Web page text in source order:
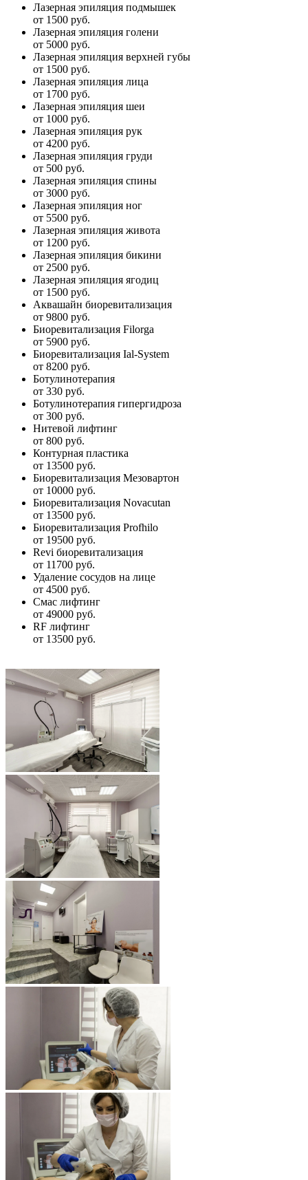
Лазерная эпиляция подмышек
от 1500 руб.
Лазерная эпиляция голени
от 5000 руб.
Лазерная эпиляция верхней губы
от 1500 руб.
Лазерная эпиляция лица
от 1700 руб.
Лазерная эпиляция шеи
от 1000 руб.
Лазерная эпиляция рук
от 4200 руб.
Лазерная эпиляция груди
от 500 руб.
Лазерная эпиляция спины
от 3000 руб.
Лазерная эпиляция ног
от 5500 руб.
Лазерная эпиляция живота
от 1200 руб.
Лазерная эпиляция бикини
от 2500 руб.
Лазерная эпиляция ягодиц
от 1500 руб.
Аквашайн биоревитализация
от 9800 руб.
Биоревитализация Filorga
от 5900 руб.
Биоревитализация Ial-System
от 8200 руб.
Ботулинотерапия
от 330 руб.
Ботулинотерапия гипергидроза
от 300 руб.
Нитевой лифтинг
от 800 руб.
Контурная пластика
от 13500 руб.
Биоревитализация Мезовартон
от 10000 руб.
Биоревитализация Novacutan
от 13500 руб.
Биоревитализация Profhilo
от 19500 руб.
Revi биоревитализация
от 11700 руб.
Удаление сосудов на лице
от 4500 руб.
Смас лифтинг
от 49000 руб.
RF лифтинг
от 13500 руб.